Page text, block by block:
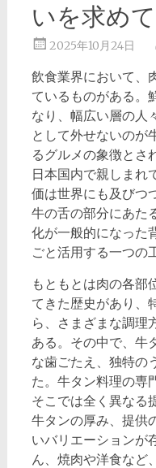
いを求めて
2025年10月24日
飲食業界において、
ているものがある。
なり、幅広い層の人
として外せないのが
るグルメの象徴とさ
日本国内で親しまれ
価は世界にも及びつ
牛の舌の部分にあた
化が一般的になった
ごと活用する一つの
もともとは肉の各部
てきた歴史があり、
ら、さまざまな調理
ある。その中で、牛
な歯ごたえ、独特の
た。牛タン料理の専
そこでは全く異なる
牛タンの厚み、提供
いバリエーションが
ん、焼肉や洋食など